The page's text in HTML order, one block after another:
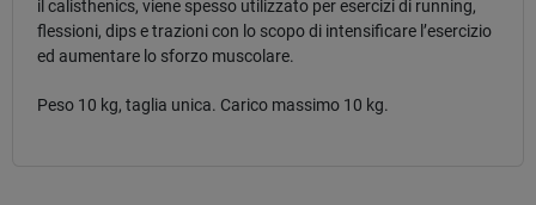
il calisthenics, viene spesso utilizzato per esercizi di running,
flessioni, dips e trazioni con lo scopo di intensificare l’esercizio
ed aumentare lo sforzo muscolare.
Peso 10 kg, taglia unica. Carico massimo 10 kg.